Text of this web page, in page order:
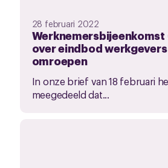
28 februari 2022
Werknemersbijeenkomst
over eindbod
omroepen
In onze brief van 18 februari
meegedeeld dat...